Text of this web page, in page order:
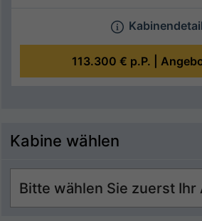
113.300 € p.P. |
Kabine wählen